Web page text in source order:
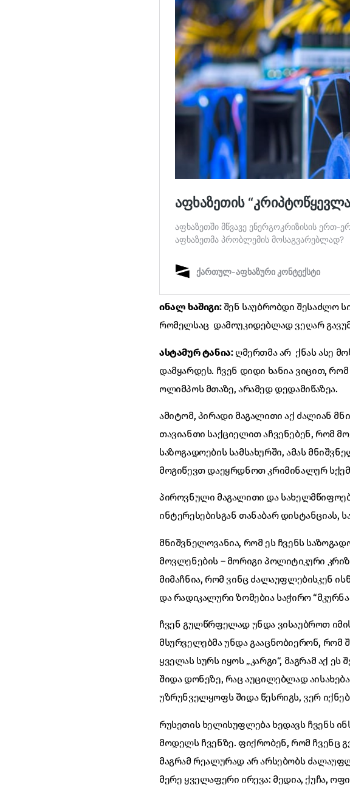
ინალ ხაშიგი: შენ საუბრობდი შესაძლო
რომელსაც დამოუკიდებლად ვეღარ
ასტამურ ტანია:ღმერთმა არ ქნას ასე
დამყარდეს. ჩვენ დიდი ხანია ვიცით,
ოლიმპოს მთაზე, არამედ დედამიწაზეა.
ამიტომ, პირადი მაგალითი აქ ძალიან
თავიანთი საქციელით აჩვენებენ, რომ
საზოგადოების სამსახურში, ამას
მოგიწევთ დაეყრდნოთ კრიმინალურ
პიროვნული მაგალითი და
ინტერესებისგან თანაბარ დისტანციას,
მნიშვნელოვანია, რომ ეს ჩვენს
მოვლენების – მორიგი პოლიტიკური
მიმაჩნია, რომ ვინც ძალაუფლებისკენ
და რადიკალური ზომებია საჭირო
ჩვენ გულწრფელად უნდა ვისაუბროთ
მსურველებმა უნდა გააცნობიერონ, რომ
ყველას სურს იყოს „კარგი“, მაგრამ აქ
შიდა დონეზე, რაც აუცილებლად
უზრუნველყოფს შიდა წესრიგს, ვერ
რუსეთის ხელისუფლება ხედავს ჩვენს
მოდელს ჩვენზე. ფიქრობენ, რომ ჩვენც
მაგრამ რეალურად არ არსებობს
მერე ყველაფერი ირევა: მედია, ქუჩა,